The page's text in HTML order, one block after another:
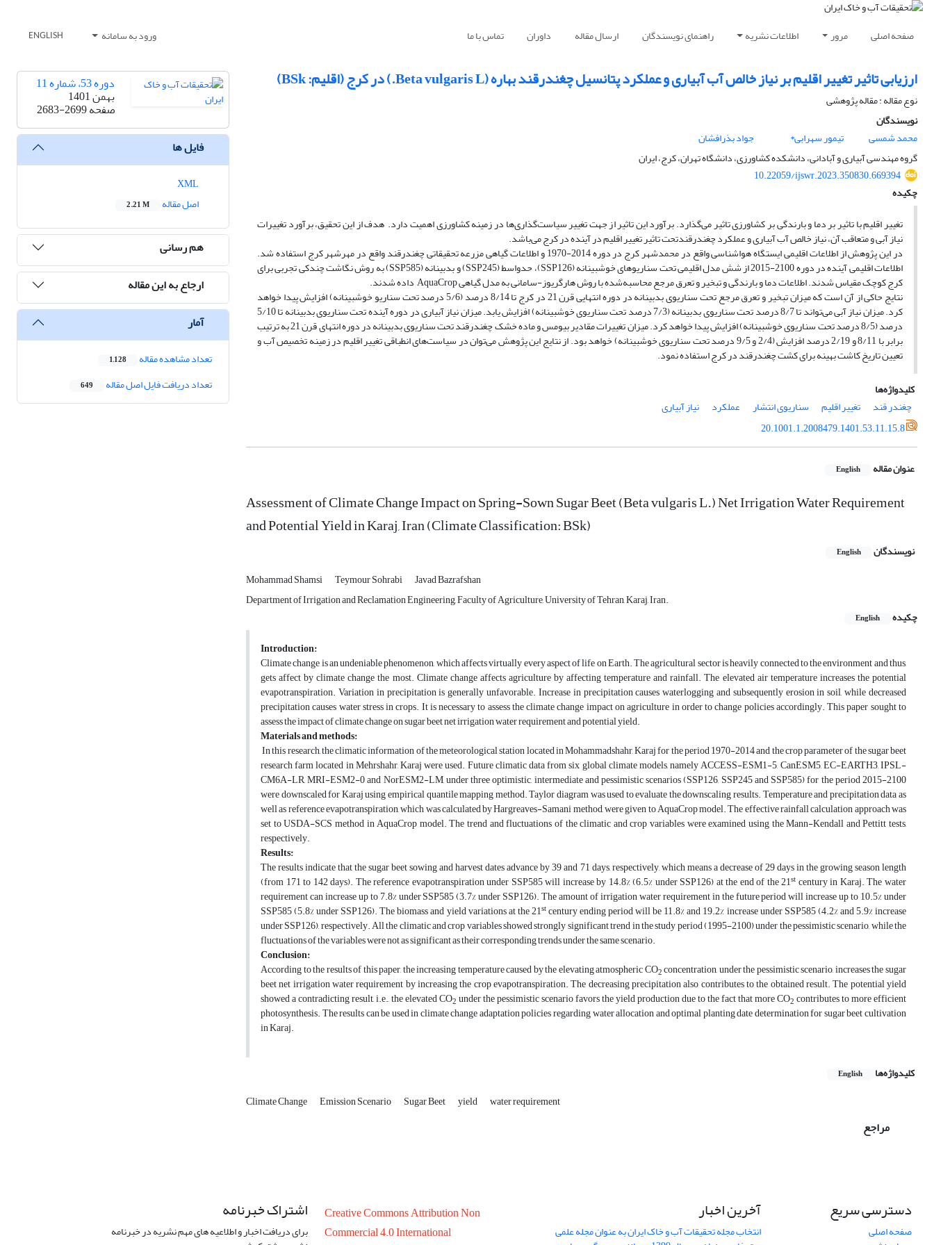
صفحه اصلی مرور اطلاعات نشریه راهنمای نویسندگان ارسال مقاله داوران تماس با ما ورود به سامانه ENGLISH
ارزیابی تاثیر تغییر اقلیم بر نیاز خالص آب آبیاری و عملکرد پتانسیل چغندرقند بهاره (Beta vulgaris L.) در کرج (اقلیم: BSk)
نوع مقاله : مقاله پژوهشی
نویسندگان
محمد شمسی
تیمور سهرابی*
جواد بذرافشان
گروه مهندسی آبیاری و آبادانی، دانشکده کشاورزی، دانشگاه تهران، کرج، ایران
10.22059/ijswr.2023.350830.669394
چکیده
تغییر اقلیم با تاثیر بر دما و بارندگی بر کشاورزی تاثیر می‌گذارد. برآورد این تاثیر از جهت تغییر سیاست‌گذاری‌ها در زمینه کشاورزی اهمیت دارد. هدف از این تحقیق، برآورد تغییرات
نیاز آبی و متعاقب آن، نیاز خالص آب آبیاری و عملکرد چغندرقندتحت تاثیر تغییر اقلیم در آینده در کرج می‌باشد.
در این پژوهش از اطلاعات اقلیمی ایستگاه هواشناسی واقع در محمدشهر کرج در دوره 2014-1970 و اطلاعات گیاهی مزرعه تحقیقاتی چغندرقند واقع در مهرشهر کرج استفاده شد.
اطلاعات اقلیمی آینده در دوره 2100-2015 از شش مدل اقلیمی تحت سناریوهای خوشبینانه (SSP126)، حدواسط (SSP245) و بدبینانه (SSP585) به روش نگاشت چندکی تجربی برای
کرج کوچک مقیاس شدند. اطلاعات دما و بارندگی و تبخیر و تعرق مرجع محاسبه‌شده با روش هارگریوز-سامانی به مدل گیاهی AquaCrop داده شدند.
نتایج حاکی از آن است که میزان تبخیر و تعرق مرجع تحت سناریوی بدبینانه در دوره انتهایی قرن 21 در کرج تا 8/14 درصد (5/6 درصد تحت سناریو خوشبینانه) افزایش پیدا خواهد
کرد. میزان نیاز آبی می‌تواند تا 8/7 درصد تحت سناریوی بدبینانه (7/3 درصد تحت سناریوی خوشبینانه) افزایش یابد. میزان نیاز آبیاری در دوره آینده تحت سناریوی بدبینانه تا 5/10
درصد (8/5 درصد تحت سناریوی خوشبینانه) افزایش پیدا خواهد کرد. میزان تغییرات مقادیر بیومس و ماده خشک چغندرقند تحت سناریوی بدبینانه در دوره انتهای قرن 21 به ترتیب
برابر با 8/11 و 2/19 درصد افزایش (2/4 و 9/5 درصد تحت سناریوی خوشبینانه) خواهد بود. از نتایج این پژوهش می‌توان در سیاست‌های انطباقی تغییر اقلیم در زمینه تخصیص آب و
تعیین تاریخ کاشت بهینه برای کشت چغندرقند در کرج استفاده نمود.
کلیدواژه‌ها
چغندر قند
تغییر اقلیم سناریوی انتشار عملکرد
نیاز آبیاری
20.1001.1.2008479.1401.53.11.15.8
عنوان مقاله English
Assessment of Climate Change Impact on Spring-Sown Sugar Beet (Beta vulgaris L.) Net Irrigation Water Requirement
and Potential Yield in Karaj, Iran (Climate Classification: BSk)
نویسندگان English
Mohammad Shamsi Teymour Sohrabi
Javad Bazrafshan
Department of Irrigation and Reclamation Engineering, Faculty of Agriculture, University of Tehran, Karaj, Iran.
چکیده
English
Introduction:
Climate change is an undeniable phenomenon, which affects virtually every aspect of life on Earth. The agricultural sector is heavily connected to the environment and thus,
gets affect by climate change the most. Climate change affects agriculture by affecting temperature and rainfall. The elevated air temperature increases the potential
evapotranspiration. Variation in precipitation is generally unfavorable. Increase in precipitation causes waterlogging and subsequently erosion in soil, while decreased
precipitation causes water stress in crops. It is necessary to assess the climate change impact on agriculture in order to change policies accordingly. This paper sought to
assess the impact of climate change on sugar beet net irrigation water requirement and potential yield.
Materials and methods:
In this research, the climatic information of the meteorological station located in Mohammadshahr, Karaj for the period 1970-2014 and the crop parameter of the sugar beet
research farm located in Mehrshahr, Karaj were used. Future climatic data from six global climate models, namely ACCESS-ESM1-5, CanESM5, EC-EARTH3, IPSL-
CM6A-LR, MRI-ESM2-0 and NorESM2-LM, under three optimistic, intermediate and pessimistic scenarios (SSP126, SSP245 and SSP585) for the period 2015-2100
were downscaled for Karaj using empirical quantile mapping method. Taylor diagram was used to evaluate the downscaling results. Temperature and precipitation data as
well as reference evapotranspiration, which was calculated by Hargreaves-Samani method, were given to AquaCrop model. The effective rainfall calculation approach was
set to USDA-SCS method in AquaCrop model. The trend and fluctuations of the climatic and crop variables were examined using the Mann-Kendall and Pettitt tests,
respectively.
Results:
The results indicate that the sugar beet sowing and harvest dates advance by 39 and 71 days, respectively, which means a decrease of 29 days in the growing season length
(from 171 to 142 days). The reference evapotranspiration under SSP585 will increase by 14.8% (6.5% under SSP126) at the end of the 21st century in Karaj. The water
requirement can increase up to 7.8% under SSP585 (3.7% under SSP126). The amount of irrigation water requirement in the future period will increase up to 10.5% under
SSP585 (5.8% under SSP126). The biomass and yield variations at the 21stcentury ending period will be 11.8% and 19.2% increase under SSP585 (4.2% and 5.9% increase
under SSP126), respectively. All the climatic and crop variables showed strongly significant trend in the study period (1995-2100) under the pessimistic scenario, while the
fluctuations of the variables were not as significant as their corresponding trends under the same scenario.
Conclusion:
According to the results of this paper, the increasing temperature caused by the elevating atmospheric CO2concentration, under the pessimistic scenario, increases the sugar
beet net irrigation water requirement by increasing the crop evapotranspiration. The decreasing precipitation also contributes to the obtained result. The potential yield
showed a contradicting result, i.e., the elevated CO2 under the pessimistic scenario favors the yield production due to the fact that more CO2 contributes to more efficient
photosynthesis. The results can be used in climate change adaptation policies regarding water allocation and optimal planting date determination for sugar beet cultivation
in Karaj.
کلیدواژه‌ها English
Climate Change Emission Scenario Sugar Beet yield water requirement
مراجع
دوره 53، شماره 11
بهمن 1401
صفحه2683-2699
فایل ها
اصل مقاله
2.21 M
هم رسانی
ارجاع به این مقاله
آمار
تعداد مشاهده مقاله 1,128
تعداد دریافت فایل اصل مقاله 649
دسترسی سریع
صفحه اصلی
آخرین اخبار
انتخاب مجله تحقیقات آب و خاک ایران به عنوان مجله علمی
Creative Commons Attribution Non
Commercial 4.0 International
اشتراک خبرنامه
برای دریافت اخبار و اطلاعیه های مهم نشریه در خبرنامه